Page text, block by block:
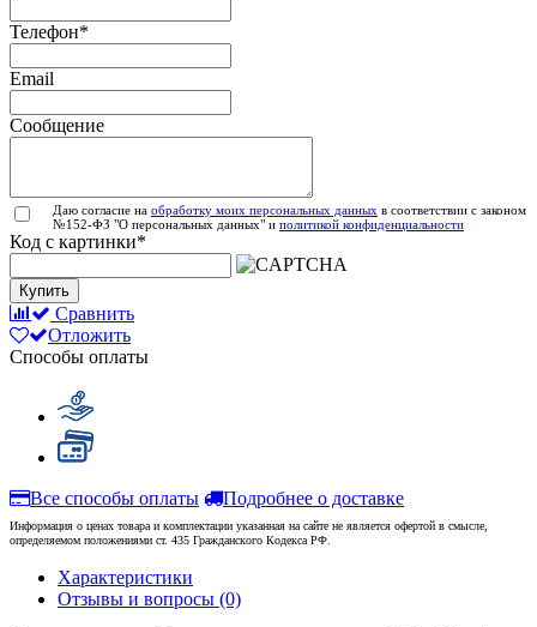
Телефон*
Email
Сообщение
Даю согласие на обработку моих персональных данных в соответствии с законом
№152-ФЗ "О персональных данных" и политикой конфиденциальности
Код с картинки*
Купить
Сравнить
Отложить
Способы оплаты
Все способы оплаты Подробнее о доставке
Информация о ценах товара и комплектации указанная на сайте не является офертой в смысле,
определяемом положениями ст. 435 Гражданского Кодекса РФ.
Характеристики
Отзывы и вопросы (0)